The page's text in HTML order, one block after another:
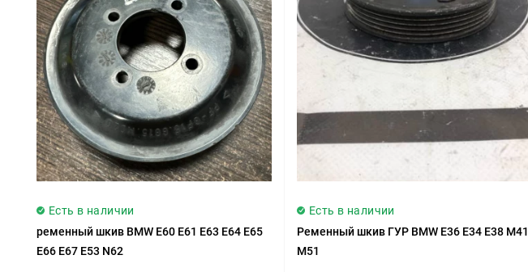
Есть в наличии
ременный шкив BMW E60 E61 E63 E64 E65
E66 E67 E53 N62
Есть в наличии
Ременный шкив ГУР BMW E36 E34 E38 M41
M51